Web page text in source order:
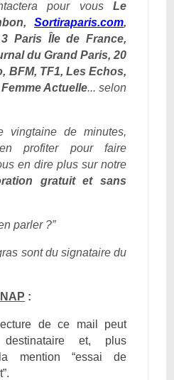
pour vousLe
Sortiraparis.com,
Paris Île de France,
du Grand Paris, 20
BFM, TF1, Les Echos,
Actuelle... selon
vingtaine de minutes,
profiter pour faire
en dire plus sur notre
gratuit et sans
parler ?”
sont du signataire du
:
de ce mail peut
et, plus
la mention “essai de